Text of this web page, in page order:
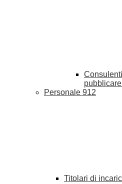
Personale 912
Titolari di